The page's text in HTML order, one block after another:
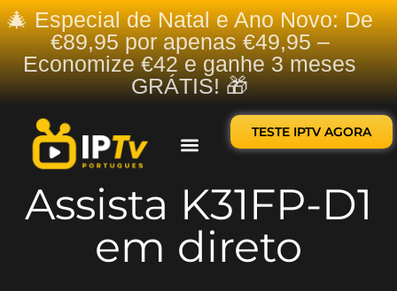
🎄 Especial de Natal e Ano Novo: De
€89,95 por apenas €49,95 –
Economize €42 e ganhe 3 meses
GRÁTIS! 🎁
TESTE IPTV AGORA
Assista K31FP-D1
em direto